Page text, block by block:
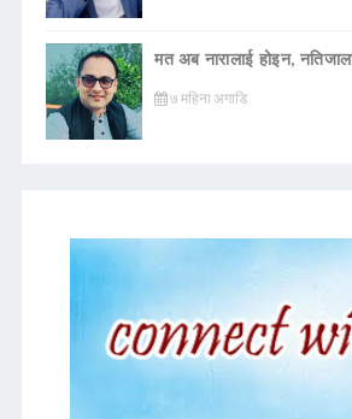
मत अब नारालाई होइन,
७ महिना अगाडि